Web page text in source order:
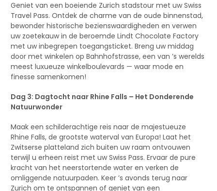
Geniet van een boeiende Zurich stadstour met uw Swiss
Travel Pass. Ontdek de charme van de oude binnenstad,
bewonder historische bezienswaardigheden en verwen
uw zoetekauw in de beroemde Lindt Chocolate Factory
met uw inbegrepen toegangsticket. Breng uw middag
door met winkelen op Bahnhofstrasse, een van ’s werelds
meest luxueuze winkelboulevards — waar mode en
finesse samenkomen!
Dag 3: Dagtocht naar Rhine Falls – Het Donderende
Natuurwonder
Maak een schilderachtige reis naar de majestueuze
Rhine Falls, de grootste waterval van Europa! Laat het
Zwitserse platteland zich buiten uw raam ontvouwen
terwijl u erheen reist met uw Swiss Pass. Ervaar de pure
kracht van het neerstortende water en verken de
omliggende natuurpaden. Keer ’s avonds terug naar
Zurich om te ontspannen of geniet van een